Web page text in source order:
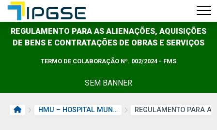
REGULAMENTO PARA AS ALIENAÇÕES, AQUISIÇÕES
DE BENS E CONTRATAÇÕES DE OBRAS E SERVIÇOS
TERMO DE COLABORAÇÃO Nº. 002/2024 - FMS
SEM BANNER
PÁGINA INICIAL HMU – HOSPITAL MUNICIPAL UNIVERSITÁRIO